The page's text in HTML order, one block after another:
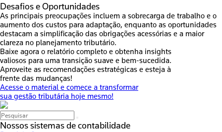
Desafios e Oportunidades
As principais preocupações incluem a sobrecarga de trabalho e o
aumento dos custos para adaptação, enquanto as oportunidades
destacam a simplificação das obrigações acessórias e a maior
clareza no planejamento tributário.
Baixe agora o relatório completo e obtenha insights
valiosos para uma transição suave e bem-sucedida.
Aproveite as recomendações estratégicas e esteja à
frente das mudanças!
Acesse o material e comece a transformar
sua gestão tributária hoje mesmo!
Nossos sistemas de contabilidade